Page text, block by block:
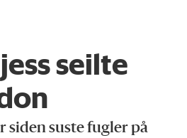
seilte
siden suste fugler på